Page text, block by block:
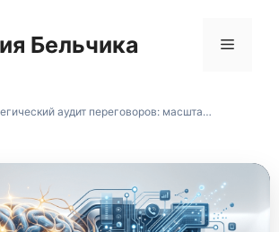
Бельчика Меню
аудит переговоров: масшта…